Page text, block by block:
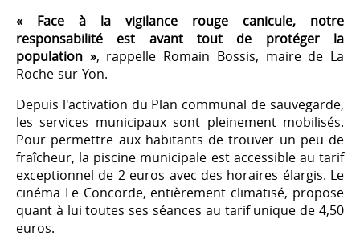
« Face à la vigilance rouge canicule, notre
responsabilité est avant tout de protéger la
population », rappelle Romain Bossis, maire de La
Roche-sur-Yon.
Depuis l'activation du Plan communal de sauvegarde,
les services municipaux sont pleinement mobilisés.
Pour permettre aux habitants de trouver un peu de
fraîcheur, la piscine municipale est accessible au tarif
exceptionnel de 2 euros avec des horaires élargis. Le
cinéma Le Concorde, entièrement climatisé, propose
quant à lui toutes ses séances au tarif unique de 4,50
euros.